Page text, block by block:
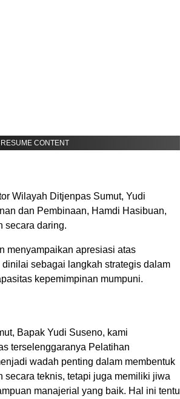
CONTENT
Wilayah Ditjenpas Sumut, Yudi
dan Pembinaan, Hamdi Hasibuan,
secara daring.
menyampaikan apresiasi atas
sebagai langkah strategis dalam
kepemimpinan mumpuni.
Bapak Yudi Suseno, kami
terselenggaranya Pelatihan
wadah penting dalam membentuk
secara teknis, tetapi juga memiliki jiwa
manajerial yang baik. Hal ini tentu